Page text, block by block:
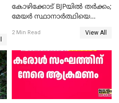
കോഴിക്കോട് BJPയിൽ തർക്കം;
മേയർ സ്ഥാനാർത്ഥിയെ
2 Min Read View All